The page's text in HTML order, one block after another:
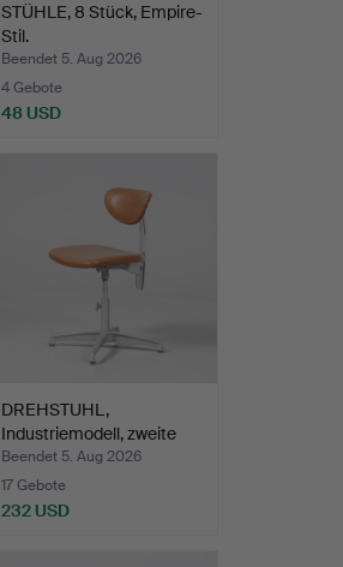
STÜHLE, 8 Stück, Empire-
Stil.
Beendet 5. Aug 2026
4 Gebote
48 USD
DREHSTUHL,
Industriemodell, zweite
Hälfte …
Beendet 5. Aug 2026
17 Gebote
232 USD